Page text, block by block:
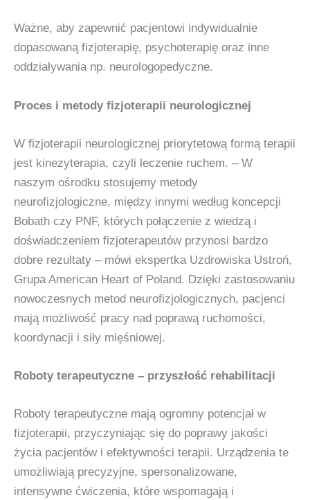
Ważne, aby zapewnić pacjentowi indywidualnie
dopasowaną fizjoterapię, psychoterapię oraz inne
oddziaływania np. neurologopedyczne.
Proces i metody fizjoterapii neurologicznej
W fizjoterapii neurologicznej priorytetową formą terapii
jest kinezyterapia, czyli leczenie ruchem. – W
naszym ośrodku stosujemy metody
neurofizjologiczne, między innymi według koncepcji
Bobath czy PNF, których połączenie z wiedzą i
doświadczeniem fizjoterapeutów przynosi bardzo
dobre rezultaty – mówi ekspertka Uzdrowiska Ustroń,
Grupa American Heart of Poland. Dzięki zastosowaniu
nowoczesnych metod neurofizjologicznych, pacjenci
mają możliwość pracy nad poprawą ruchomości,
koordynacji i siły mięśniowej.
Roboty terapeutyczne – przyszłość rehabilitacji
Roboty terapeutyczne mają ogromny potencjał w
fizjoterapii, przyczyniając się do poprawy jakości
życia pacjentów i efektywności terapii. Urządzenia te
umożliwiają precyzyjne, spersonalizowane,
intensywne ćwiczenia, które wspomagają i